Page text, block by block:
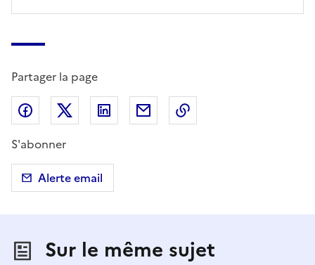
Partager la page
Partager sur Facebook
Partager sur X (anciennement Twitter)
Partager sur LinkedIn
Partager par email
S'abonner
Alerte email
Sur le même sujet